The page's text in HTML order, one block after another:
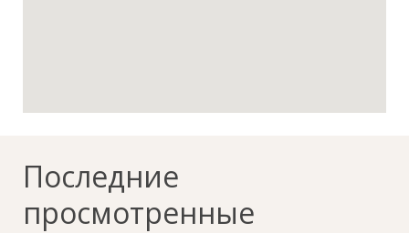
Последние
просмотренные